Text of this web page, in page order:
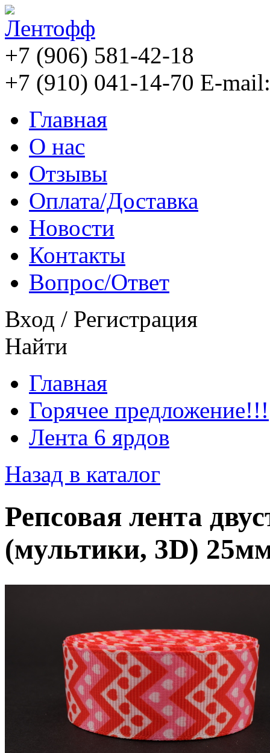
+7 (906) 581-42-18
+7 (910) 041-14-70 E-
Главная
О нас
Отзывы
Оплата/Доставка
Новости
Контакты
Вопрос/Ответ
Вход / Регистрация
Найти
Главная
Горячее предложение!!!
Лента 6 ярдов
Назад в каталог
Репсовая лента
(мультики, 3D)